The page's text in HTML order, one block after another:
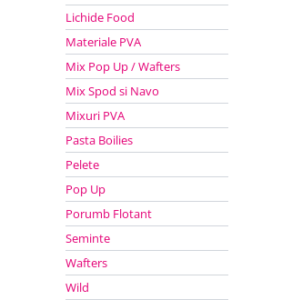
Lichide Food
Materiale PVA
Mix Pop Up / Wafters
Mix Spod si Navo
Mixuri PVA
Pasta Boilies
Pelete
Pop Up
Porumb Flotant
Seminte
Wafters
Wild